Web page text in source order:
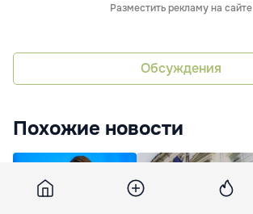
Разместить рекламу на сайте
Обсуждения
Похожие новости